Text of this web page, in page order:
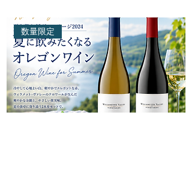
の場合は段ボール梱包にて発送いたし
ます。
必ずギフトボックスと一緒にカートに
入れ、注文を確定してください。
ラッピングサービスをご希望の場合は
こちらからご購入をお願いいたしま
す。
数量限定